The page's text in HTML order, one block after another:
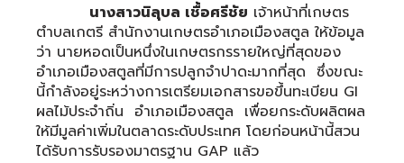
นางสาวนิลุบล เชื้อศรีชัย เจ้าหน้าที่เกษตร
ตำบลเกตรี สำนักงานเกษตรอำเภอเมืองสตูล ให้ข้อมูล
ว่า นายหอดเป็นหนึ่งในเกษตรกรรายใหญ่ที่สุดของ
อำเภอเมืองสตูลที่มีการปลูกจำปาดะมากที่สุด ซึ่งขณะ
นี้กำลังอยู่ระหว่างการเตรียมเอกสารขอขึ้นทะเบียน GI
ผลไม้ประจำถิ่น อำเภอเมืองสตูล เพื่อยกระดับผลิตผล
ให้มีมูลค่าเพิ่มในตลาดระดับประเทศ โดยก่อนหน้านี้สวน
ได้รับการรับรองมาตรฐาน GAP แล้ว